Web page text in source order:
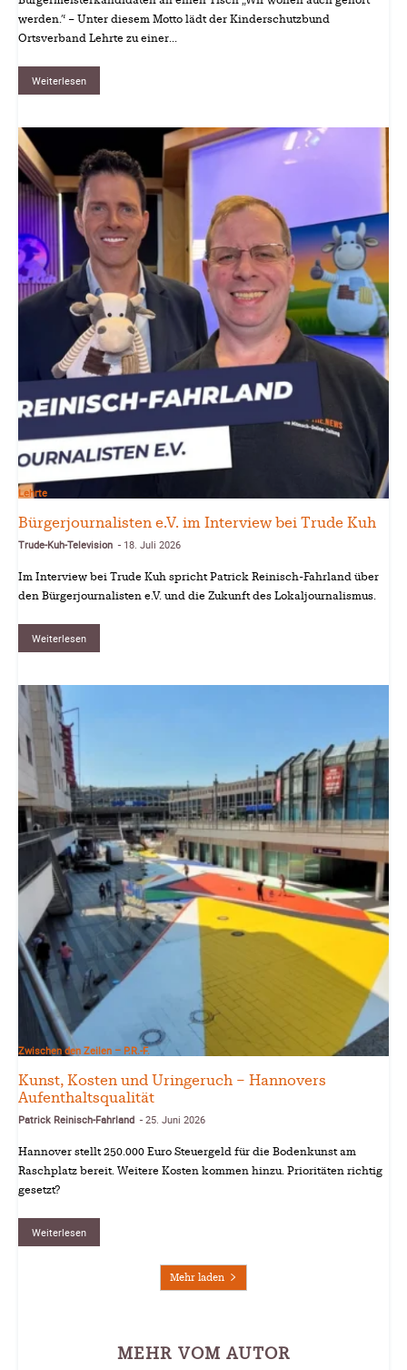
werden.“ – Unter diesem Motto lädt der Kinderschutzbund
Ortsverband Lehrte zu einer...
Weiterlesen
Lehrte
Bürgerjournalisten e.V. im Interview bei Trude Kuh
Trude-Kuh-Television - 18. Juli 2026
Im Interview bei Trude Kuh spricht Patrick Reinisch-Fahrland über
den Bürgerjournalisten e.V. und die Zukunft des Lokaljournalismus.
Weiterlesen
Zwischen den Zeilen – P.R.-F.
Kunst, Kosten und Uringeruch – Hannovers
Aufenthaltsqualität
Patrick Reinisch-Fahrland - 25. Juni 2026
Hannover stellt 250.000 Euro Steuergeld für die Bodenkunst am
Raschplatz bereit. Weitere Kosten kommen hinzu. Prioritäten richtig
gesetzt?
Weiterlesen
Mehr laden
MEHR VOM AUTOR